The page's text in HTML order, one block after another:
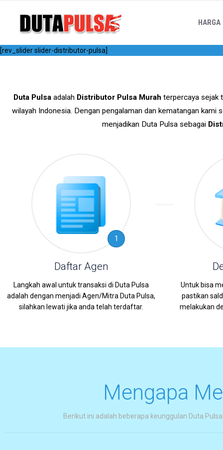
HARGA
[rev_slider slider-distributor-pulsa]
Duta Pulsaadalah Distributor Pulsa Murah terpercaya sejak
wilayah Indonesia. Dengan pengalaman dan kematangan
menjadikan Duta Pulsa sebagai
1
Daftar Agen
Langkah awal untuk transaksi di Duta Pulsa
adalah dengan menjadi Agen/Mitra Duta Pulsa,
silahkan lewati jika anda telah terdaftar.
Untuk bisa
pastikan
melakukan
Mengapa
Berikut ini adalah beberapa keunggulan Duta